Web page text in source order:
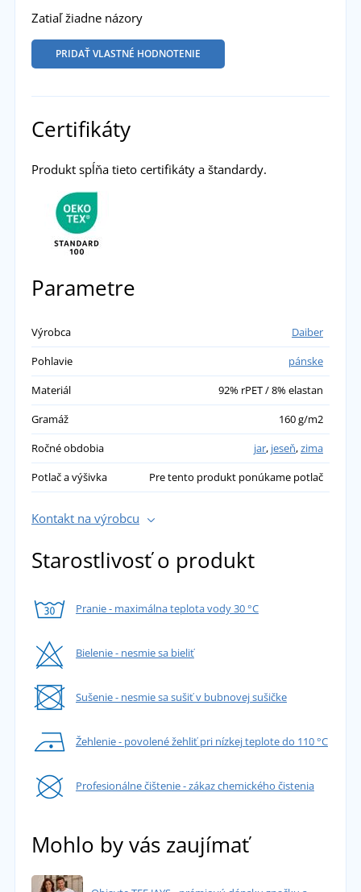
Zatiaľ žiadne názory
PRIDAŤ VLASTNÉ HODNOTENIE
Certifikáty
Produkt spĺňa tieto certifikáty a štandardy.
Parametre
Výrobca
Daiber
Pohlavie
pánske
Materiál
92% rPET / 8% elastan
Gramáž
160 g/m2
Ročné obdobia
jar, jeseň,zima
Potlač a výšivka
Pre tento produkt ponúkame potlač
Kontakt na výrobcu
Starostlivosť o produkt
Pranie - maximálna teplota vody 30 °C
Bielenie - nesmie sa bieliť
Sušenie - nesmie sa sušiť v bubnovej sušičke
Žehlenie - povolené žehliť pri nízkej teplote do 110 °C
Profesionálne čištenie - zákaz chemického čistenia
Mohlo by vás zaujímať